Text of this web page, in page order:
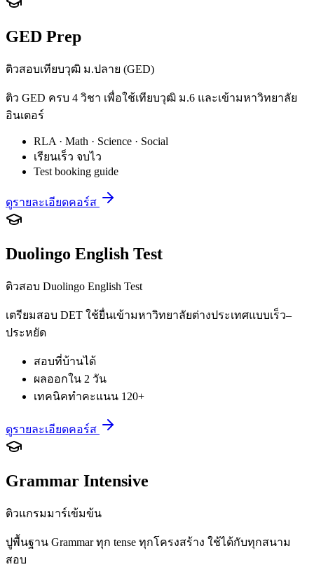
GED Prep
ติวสอบเทียบวุฒิ ม.ปลาย (GED)
ติว GED ครบ 4 วิชา เพื่อใช้เทียบวุฒิ ม.6 และเข้ามหาวิทยาลัย
อินเตอร์
RLA · Math · Science · Social
เรียนเร็ว จบไว
Test booking guide
ดูรายละเอียดคอร์ส
Duolingo English Test
ติวสอบ Duolingo English Test
เตรียมสอบ DET ใช้ยื่นเข้ามหาวิทยาลัยต่างประเทศแบบเร็ว–
ประหยัด
สอบที่บ้านได้
ผลออกใน 2 วัน
เทคนิคทำคะแนน 120+
ดูรายละเอียดคอร์ส
Grammar Intensive
ติวแกรมมาร์เข้มข้น
ปูพื้นฐาน Grammar ทุก tense ทุกโครงสร้าง ใช้ได้กับทุกสนาม
สอบ